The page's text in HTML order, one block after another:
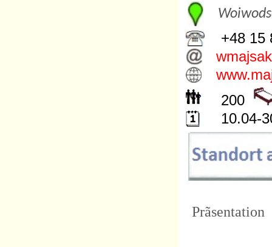
+48 15
200
10.04-
Prãsentation